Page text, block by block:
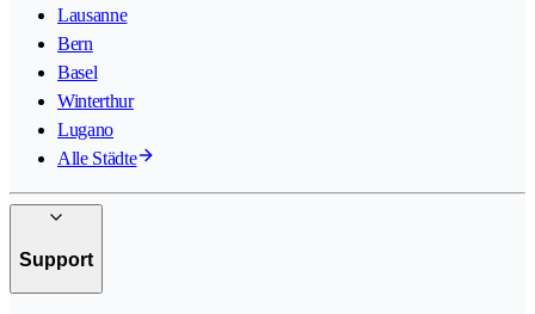
Lausanne
Bern
Basel
Winterthur
Lugano
Alle Städte
Support